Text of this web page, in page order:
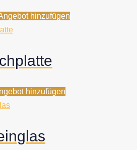
hinzufügen
hinzufügen